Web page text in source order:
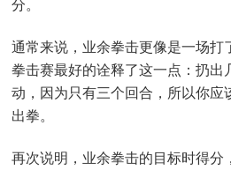
分。
通常来说，业余拳击更像是一场打
拳击赛最好的诠释了这一点：扔出
动，因为只有三个回合，所以你应
出拳。
再次说明，业余拳击的目标时得